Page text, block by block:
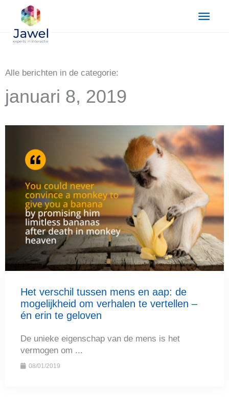
inhoud
Alle berichten in de categorie:
januari 8, 2019
Het verschil tussen mens en aap: de
mogelijkheid om verhalen te vertellen –
én erin te geloven
De unieke eigenschap van de mens is het
vermogen om ...
08/01/2019